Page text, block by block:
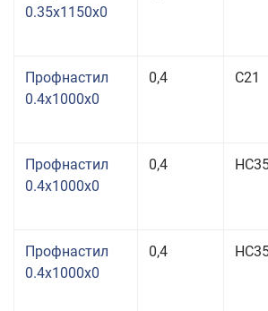
0.35x1150x0
Профнастил
0.4x1000x0
0,4 С21
Профнастил
0.4x1000x0
0,4
Профнастил
0.4x1000x0
0,4